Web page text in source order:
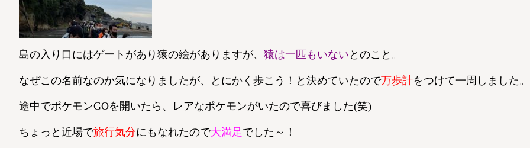
島の入り口にはゲートがあり猿の絵がありますが、 猿は一匹もいない とのこと。
なぜこの名前なのか気になりましたが、とにかく歩こう！と決めていたので万歩計をつけて一周しました。
途中でポケモンGOを開いたら、レアなポケモンがいたので喜びました(笑)
ちょっと近場で旅行気分にもなれたので大満足 でした～！